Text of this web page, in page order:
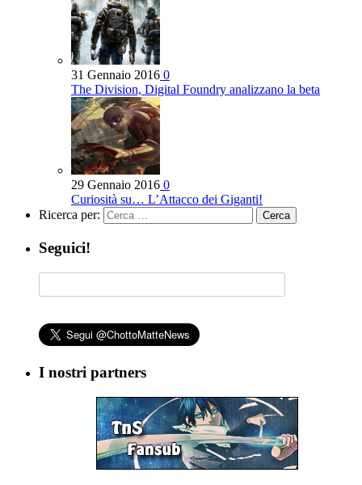
31 Gennaio 2016 0
The Division, Digital Foundry analizzano la beta
29 Gennaio 2016 0
Curiosità su… L’Attacco dei Giganti!
Ricerca per:
Seguici!
I nostri partners